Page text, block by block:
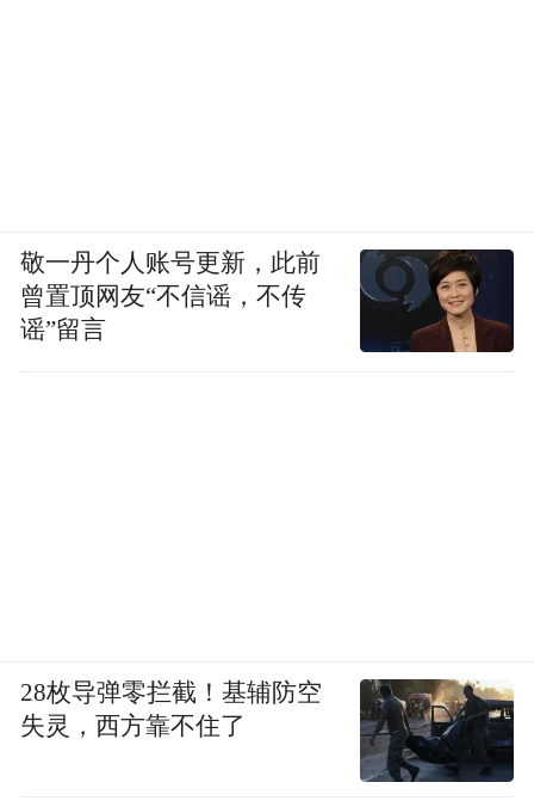
敬一丹个人账号更新，此前
曾置顶网友“不信谣，不传
谣”留言
28枚导弹零拦截！基辅防空
失灵，西方靠不住了